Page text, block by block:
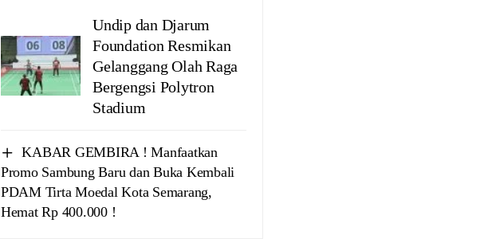
Undip dan Djarum
Foundation Resmikan
Gelanggang Olah Raga
Bergengsi Polytron
Stadium
KABAR GEMBIRA ! Manfaatkan
Promo Sambung Baru dan Buka Kembali
PDAM Tirta Moedal Kota Semarang,
Hemat Rp 400.000 !